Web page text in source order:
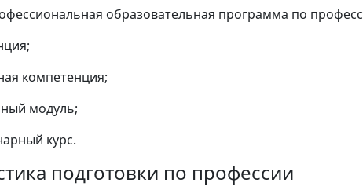
образовательная программа по
компетенция;
модуль;
курс.
подготовки по профессии